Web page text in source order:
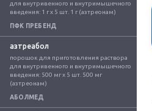
для внутривенного и внутримышечного
введения: 1 г x 5 шт. 1 г (азтреонам)
ПФК ПРЕБЕНД
азтреабол
порошок для приготовления раствора
для внутривенного и внутримышечного
введения: 500 мг x 5 шт. 500 мг
(азтреонам)
АБОЛМЕД